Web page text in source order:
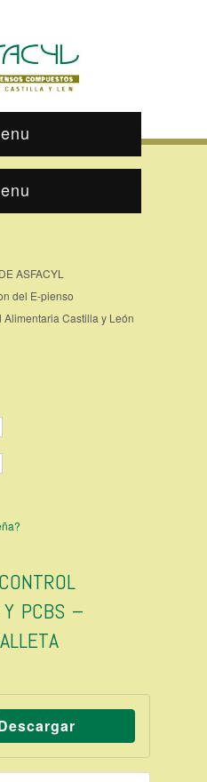
ASFACYL
del E-pienso
Castilla y León
Y PCBS –